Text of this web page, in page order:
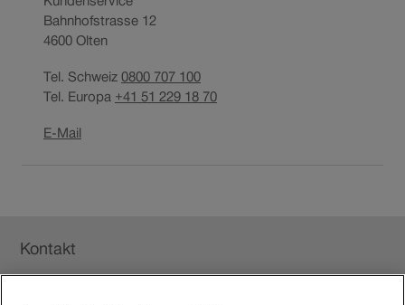
Bahnhofstrasse 12
4600 Olten
Tel. Schweiz 0800 707 100
Tel. Europa +41 51 229 18 70
E-MailLink
Kontakt